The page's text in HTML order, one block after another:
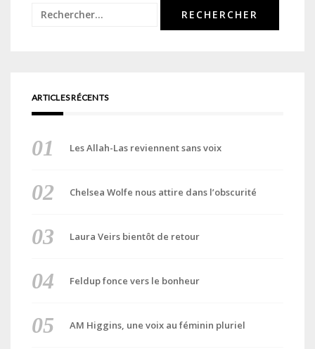
Rechercher :
ARTICLES RÉCENTS
Les Allah-Las reviennent sans voix
Chelsea Wolfe nous attire dans l’obscurité
Laura Veirs bientôt de retour
Feldup fonce vers le bonheur
AM Higgins, une voix au féminin pluriel